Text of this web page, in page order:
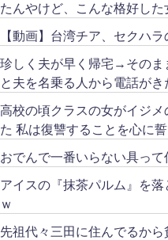
たんやけど、こんな格好し
【動画】台湾チア、セクハ
珍しく夫が早く帰宅→そのま
と夫を名乗る人から電話がき
高校の頃クラスの女がイジ
た 私は復讐することを心に
おでんで一番いらない具って
アイスの『抹茶パルム』を
ｗ
先祖代々三田に住んでるか